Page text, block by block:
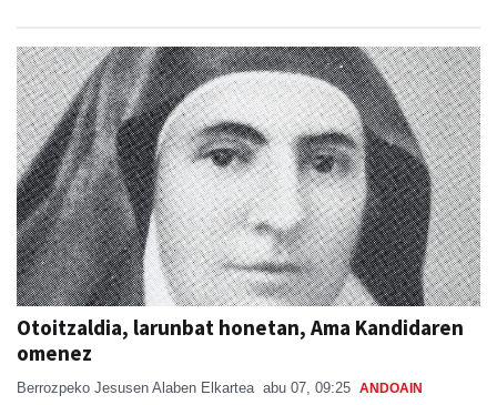
Otoitzaldia, larunbat honetan, Ama Kandidaren
omenez
Berrozpeko Jesusen Alaben Elkartea abu 07, 09:25 ANDOAIN